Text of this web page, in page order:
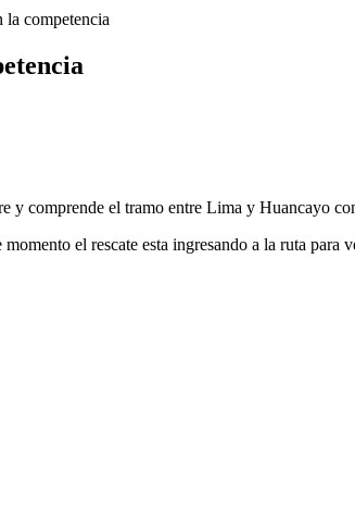
la competencia
comprende el tramo entre Lima y Huancayo
el rescate esta ingresando a la ruta